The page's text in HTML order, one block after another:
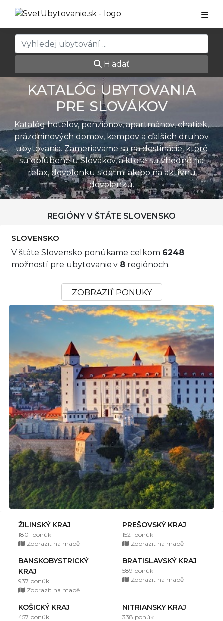
Hľadať
KATALÓG UBYTOVANIA
PRE SLOVÁKOV
Katalóg hotelov, penziónov, apartmánov, chatiek,
prázdninových domov, kempov a ďalších druhov
ubytovania. Zameriavame sa na destinácie, ktoré
sú obľúbené u Slovákov, a ktoré sú vhodné na
relax, dovolenku s deťmi alebo na aktívnu
dovolenku.
REGIÓNY V ŠTÁTE SLOVENSKO
SLOVENSKO
V štáte Slovensko ponúkame celkom 6248
možností pre ubytovanie v 8 regiónoch.
ZOBRAZIŤ PONUKY
ŽILINSKÝ KRAJ
1801 ponúk
Zobrazit na mapě
PREŠOVSKÝ KRAJ
1521 ponúk
Zobrazit na mapě
BANSKOBYSTRICKÝ
KRAJ
937 ponúk
Zobrazit na mapě
BRATISLAVSKÝ KRAJ
589 ponúk
Zobrazit na mapě
KOŠICKÝ KRAJ
457 ponúk
NITRIANSKY KRAJ
338 ponúk